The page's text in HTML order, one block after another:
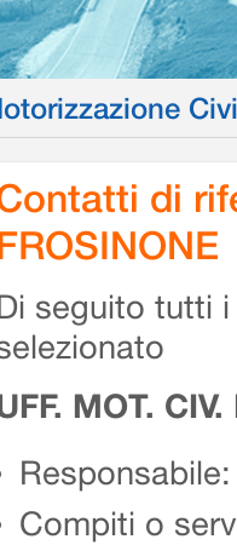
di
seguito tutti
MOT.
Compiti o